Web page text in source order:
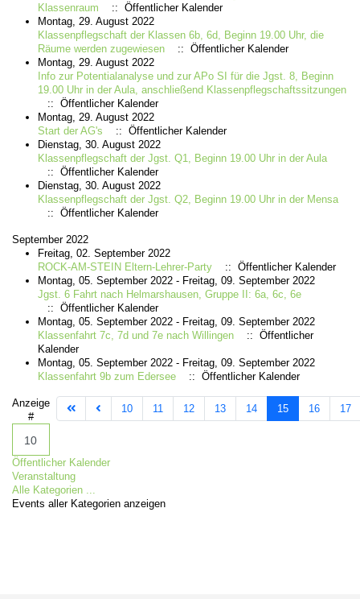
Klassenraum
:: Öffentlicher Kalender
Montag, 29. August 2022
Klassenpflegschaft der Klassen 6b, 6d, Beginn 19.00 Uhr, die
Räume werden zugewiesen
:: Öffentlicher Kalender
Montag, 29. August 2022
Info zur Potentialanalyse und zur APo SI für die Jgst. 8, Beginn
19.00 Uhr in der Aula, anschließend Klassenpflegschaftssitzungen
:: Öffentlicher Kalender
Montag, 29. August 2022
Start der AG's
:: Öffentlicher Kalender
Dienstag, 30. August 2022
Klassenpflegschaft der Jgst. Q1, Beginn 19.00 Uhr in der Aula
:: Öffentlicher Kalender
Dienstag, 30. August 2022
Klassenpflegschaft der Jgst. Q2, Beginn 19.00 Uhr in der Mensa
:: Öffentlicher Kalender
September 2022
Freitag, 02. September 2022
ROCK-AM-STEIN Eltern-Lehrer-Party
:: Öffentlicher Kalender
Montag, 05. September 2022 - Freitag, 09. September 2022
Jgst. 6 Fahrt nach Helmarshausen, Gruppe II: 6a, 6c, 6e
:: Öffentlicher Kalender
Montag, 05. September 2022 - Freitag, 09. September 2022
Klassenfahrt 7c, 7d und 7e nach Willingen
:: Öffentlicher
Kalender
Montag, 05. September 2022 - Freitag, 09. September 2022
Klassenfahrt 9b zum Edersee
:: Öffentlicher Kalender
Limite der Paginierungsliste
Anzeige
#
10 11 12 13 14 15 16 17
Öffentlicher Kalender
Veranstaltung
Alle Kategorien ...
Events aller Kategorien anzeigen